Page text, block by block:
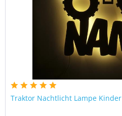
Traktor Nachtlicht Lampe Kinder